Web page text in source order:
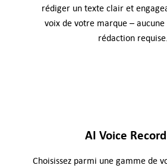
rédiger un texte clair et
voix de votre marque –
rédaction requise.
AI Voice
Choisissez parmi une gamme de